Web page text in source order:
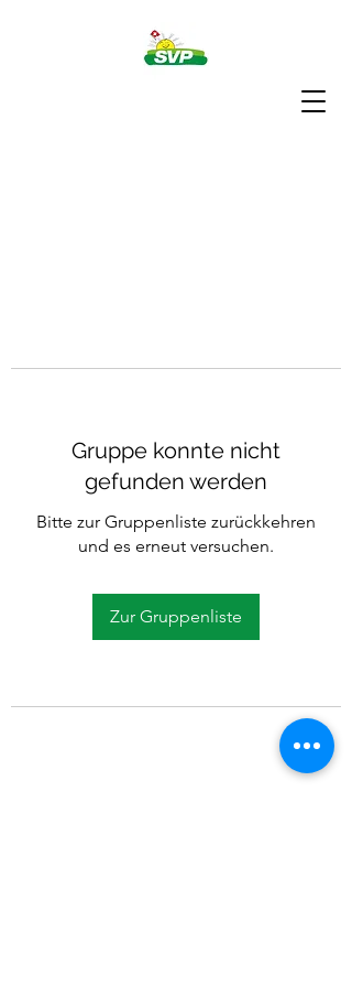
Gruppe konnte nicht
gefunden werden
Bitte zur Gruppenliste zurückkehren
und es erneut versuchen.
Zur Gruppenliste